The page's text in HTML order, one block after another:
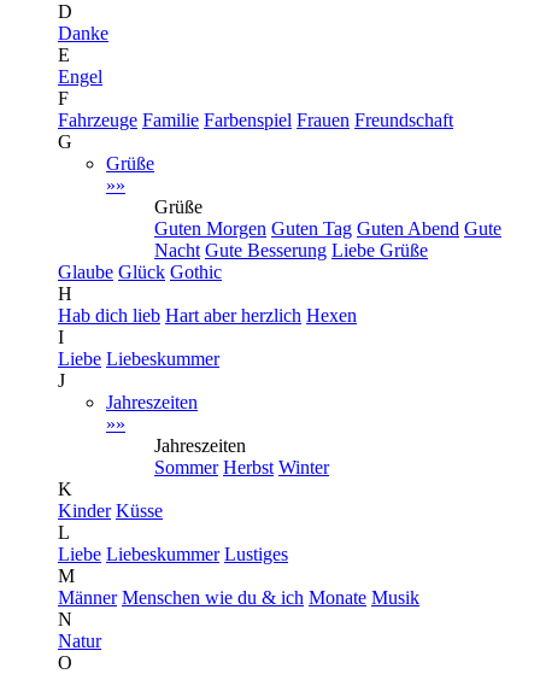
D
Danke
E
Engel
F
Fahrzeuge Familie Farbenspiel Frauen Freundschaft
G
Grüße
»»
Grüße
Guten Morgen Guten Tag Guten Abend Gute
Nacht Gute Besserung Liebe Grüße
Glaube Glück Gothic
H
Hab dich lieb Hart aber herzlich Hexen
I
Liebe Liebeskummer
J
Jahreszeiten
»»
Jahreszeiten
Sommer Herbst Winter
K
Kinder Küsse
L
Liebe Liebeskummer Lustiges
M
Männer Menschen wie du & ich Monate Musik
N
Natur
O